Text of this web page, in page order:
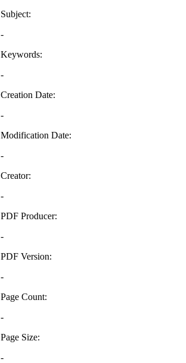
Subject:
-
Keywords:
-
Creation Date:
-
Modification Date:
-
Creator:
-
PDF Producer:
-
PDF Version:
-
Page Count:
-
Page Size:
-